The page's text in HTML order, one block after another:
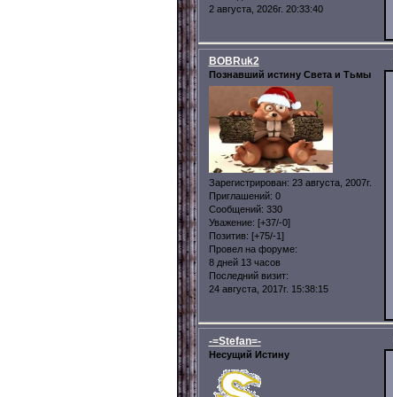
2 августа, 2026г. 20:33:40
BOBRuk2
Познавший истину Света и Тьмы
Зарегистрирован: 23 августа, 2007г.
Приглашений: 0
Сообщений: 330
Уважение: [+37/-0]
Позитив: [+75/-1]
Провел на форуме:
8 дней 13 часов
Последний визит:
24 августа, 2017г. 15:38:15
-=Stefan=-
Несущий Истину